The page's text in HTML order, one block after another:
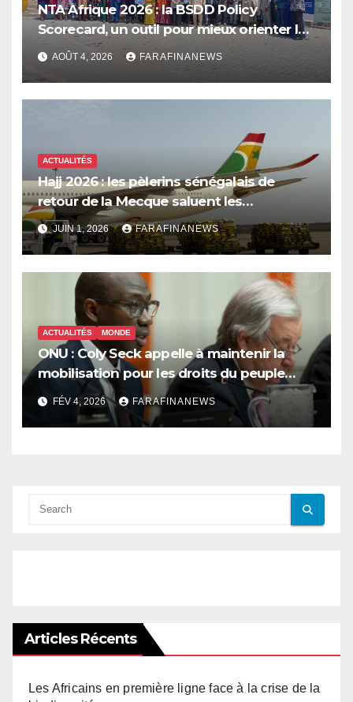
NTA Afrique 2026 : la BSDD Policy
Scorecard, un outil pour mieux orienter les
dépenses publiques
AOÛT 4, 2026 FARAFINANEWS
ACTUALITÉS
Hajj 2026 : les pèlerins sénégalais de
retour de la Mecque saluent les
innovations d’Air Sénégal SA
JUIN 1, 2026 FARAFINANEWS
ACTUALITÉS MONDE
ONU : Coly Seck appelle à maintenir la
mobilisation pour les droits du peuple
palestinien
FÉV 4, 2026 FARAFINANEWS
Articles Récents
Les Africains en première ligne face à la crise de la